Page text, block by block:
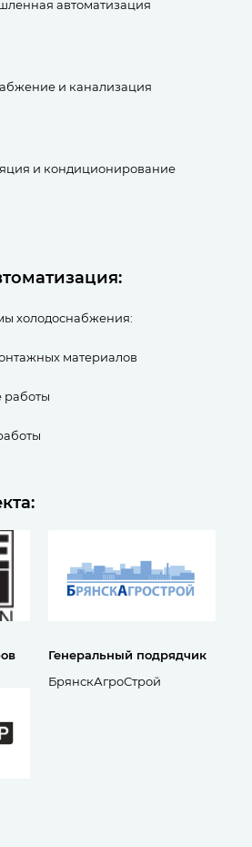
автоматизация
и канализация
и кондиционирование
холодоснабжения:
материалов
работы
Генеральный подрядчик
БрянскАгроСтрой